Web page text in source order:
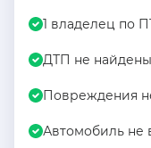
1 владелец по
ДТП не найдены
Повреждения
Автомобиль не